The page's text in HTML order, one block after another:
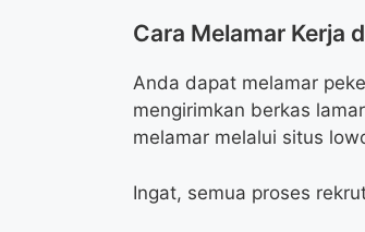
Cara Melamar Kerja
Anda dapat melamar
mengirimkan berkas
melamar melalui situs
Ingat, semua proses